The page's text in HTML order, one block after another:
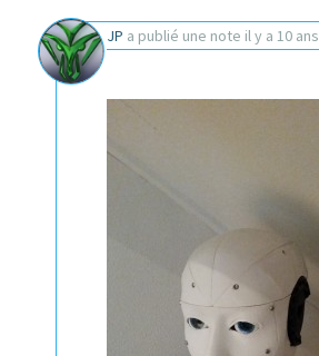
JP a publié une note il y a 10 ans